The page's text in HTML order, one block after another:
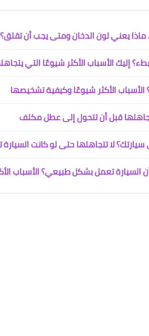
إليك الأسباب الأكثر شيوعًا التي
الأسباب الأكثر شيوعًا وكيفية تشخيصها
لا تتجاهلها حتى لو كانت
تعمل بشكل طبيعي؟ الأسباب